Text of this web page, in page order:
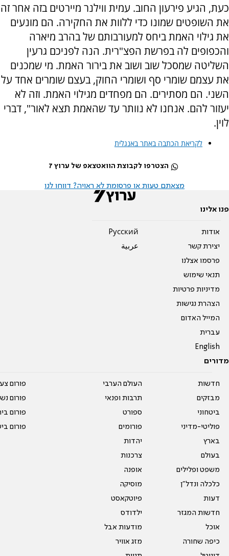
כעת, הגיע פירעון החוב. עמית ווילנר מיירטים בזה אחר זה
את השופטים שמונו כדי ללוות את החקירה. הם מונעים
את גילוי האמת ביחס למעורבותם של בהרב מיארה
והכפופים לה בפרשת הפצ"רית. הנה לפניכם גרעין
השליטה שמסכל שוב ושוב את בירור האמת. מי שמכנים
את עצמם שומרי סף ושומרי החוק, בעצם שומרים אחד על
השני. הם מסתירים. הם מפחדים מגילוי האמת. וזה לא
יעזור להם. אנחנו לא נוותר עד שהאמת תצא לאור", דברי
לוין.
לקריאת הכתבה באתר באנגלית
הצטרפו לקבוצת הוואטצאפ של ערוץ 7
מצאתם טעות או פרסומת לא ראויה? דווחו לנו
פנו אלינו
אודות
יצירת קשר
פרסמו אצלנו
תנאי שימוש
מדיניות פרטיות
הצהרת נגישות
המייל האדום
עברית
English
Pусский
عربية
מדורים
חדשות
מבזקים
ביטחוני
פוליטי-מדיני
בארץ
בעולם
משפט ופלילים
כלכלה ונדל"ן
דעות
חדשות המגזר
אוכל
כיפה שחורה
העולם הערבי
תרבות ופנאי
ספורט
פורומים
יהדות
צרכנות
אופנה
מוסיקה
פיוטקאסט
ילדודס
מודעות אבל
מזג אוויר
פורום
פורום
פורום
פורום